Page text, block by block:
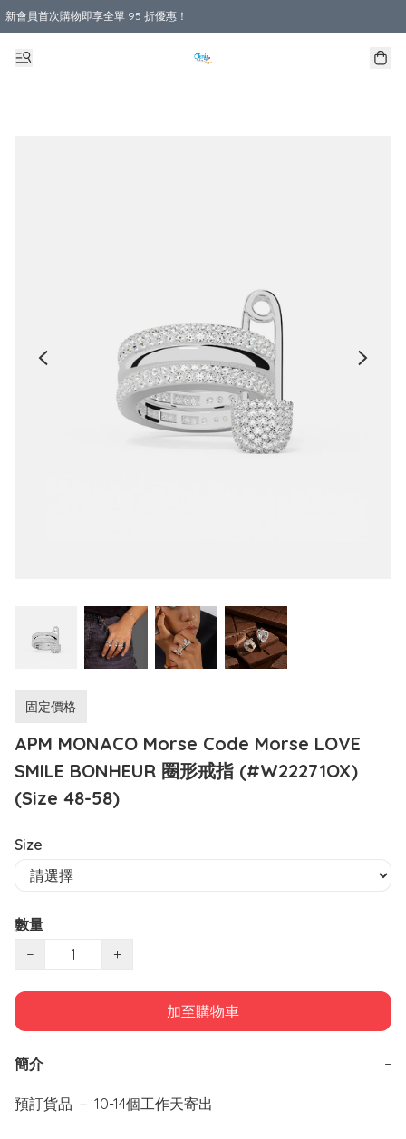
新會員首次購物即享全單 95 折優惠！
購物滿 HKD 800.00即享免運費優惠！（適用於 本地送貨、本地取貨 )
固定價格
APM MONACO Morse Code Morse LOVE
SMILE BONHEUR 圈形戒指 (#W22271OX)
(Size 48-58)
Size
數量
−
+
加至購物車
簡介 −